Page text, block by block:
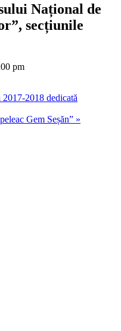
Național de
secțiunile
pm
2018 dedicată
Gem Seșăn” »